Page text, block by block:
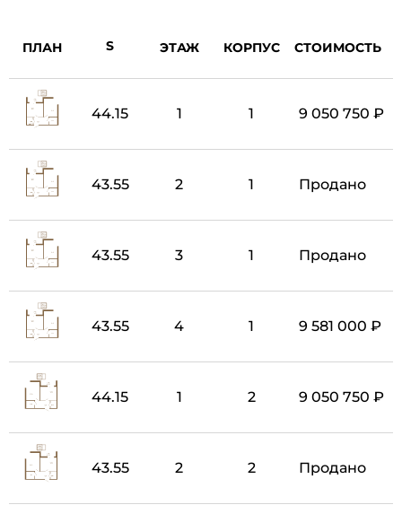
ПЛАН ЭТАЖ КОРПУС СТОИМОСТЬ
44.15 1 1 9 050 750 ₽
43.55 2 1 Продано
43.55 3 1 Продано
43.55 4 1 9 581 000 ₽
44.15 1 2 9 050 750 ₽
43.55 2 2 Продано